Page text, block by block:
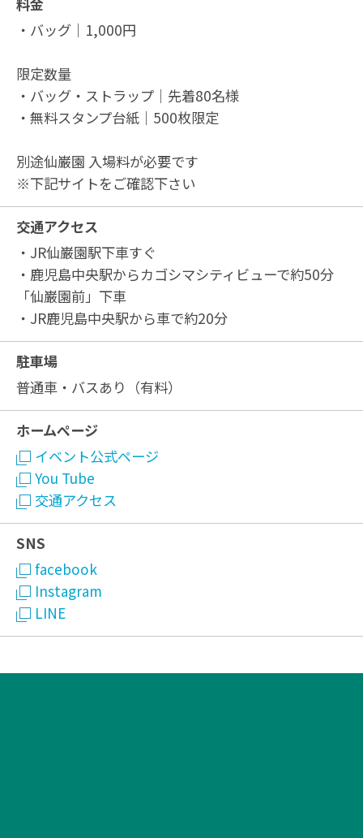
・バッグ｜1,000円
限定数量
・バッグ・ストラップ｜先着80名様
・無料スタンプ台紙｜500枚限定
別途仙巌園 入場料が必要です
※下記サイトをご確認下さい
交通アクセス
・JR仙巌園駅下車すぐ
・鹿児島中央駅からカゴシマシティビューで約50分
「仙巌園前」下車
・JR鹿児島中央駅から車で約20分
駐車場
普通車・バスあり（有料）
ホームページ
イベント公式ページ
You Tube
交通アクセス
SNS
facebook
Instagram
LINE